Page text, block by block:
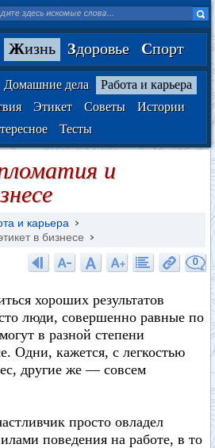
Жизнь Здоровье Спорт
Домашние дела
Работа и карьера
Этикет Советы
Истории
Тесты
и
и карьера
в бизнесе
0
хороших результатов
люди, совершенно равные по
в разной степени
Одни, кажется, с легкостью
другие же — совсем
просто овладел
поведения на работе, в то